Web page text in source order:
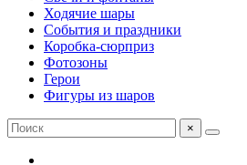
Ходячие шары
События и праздники
Коробка-сюрприз
Фотозоны
Герои
Фигуры из шаров
×